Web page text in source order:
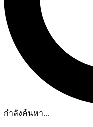
กำลังค้นหา...